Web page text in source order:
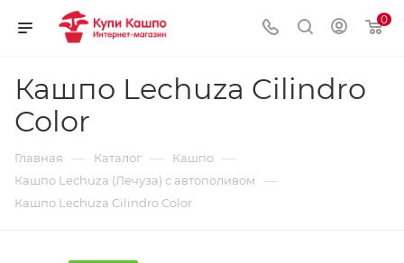
0
Кашпо Lechuza Cilindro
Color
Главная — Каталог — Кашпо —
Кашпо Lechuza (Лечуза) с автополивом —
Кашпо Lechuza Cilindro Color